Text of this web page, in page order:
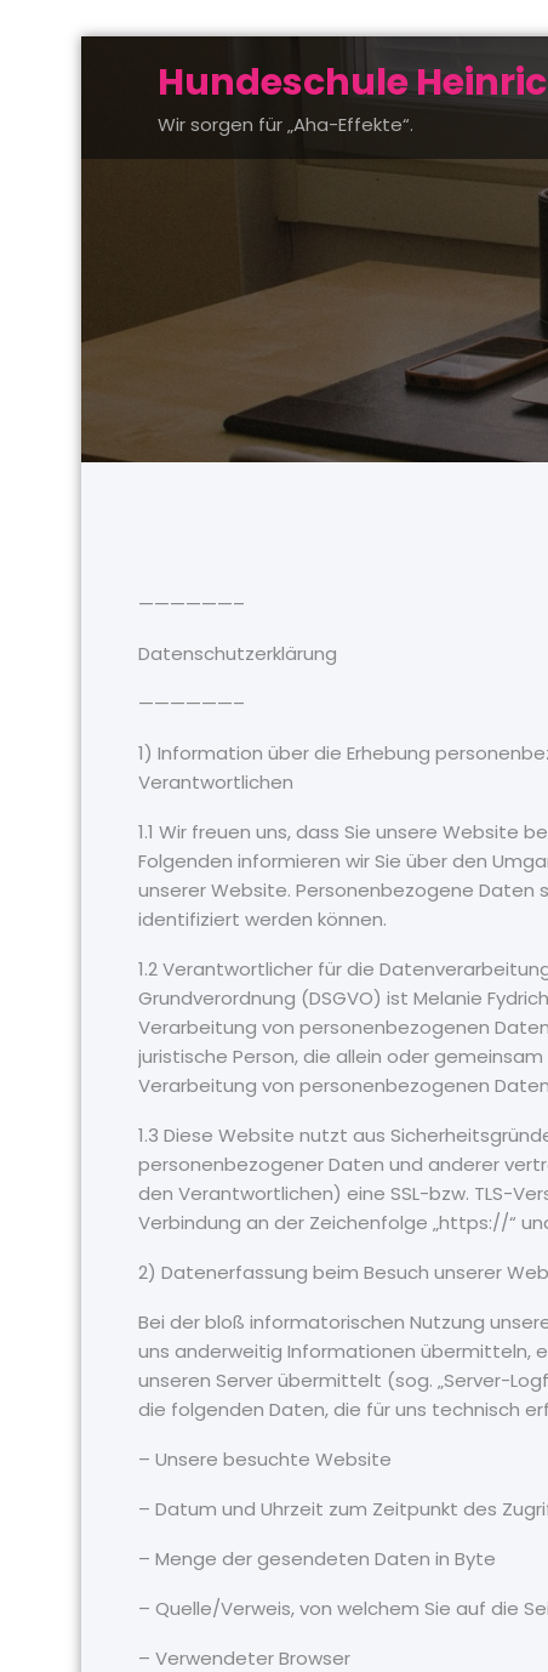
Hundeschule
Wir sorgen für „Aha-Effekte“.
——————–
Datenschutzerklärung
——————–
1) Information über die Erhebung
Verantwortlichen
1.1 Wir freuen uns, dass Sie unsere Website
Folgenden informieren wir Sie über den
unserer Website. Personenbezogene Daten
identifiziert werden können.
1.2 Verantwortlicher für die
Grundverordnung (DSGVO) ist Melanie
Verarbeitung von personenbezogenen
juristische Person, die allein oder
Verarbeitung von personenbezogenen
1.3 Diese Website nutzt aus
personenbezogener Daten und anderer
den Verantwortlichen) eine SSL-bzw. TLS-
Verbindung an der Zeichenfolge „https://“
2) Datenerfassung beim Besuch unserer
Bei der bloß informatorischen Nutzung
uns anderweitig Informationen übermitteln,
unseren Server übermittelt (sog. „Server-
die folgenden Daten, die für uns technisch
– Unsere besuchte Website
– Datum und Uhrzeit zum Zeitpunkt des
– Menge der gesendeten Daten in Byte
– Quelle/Verweis, von welchem Sie auf die
– Verwendeter Browser